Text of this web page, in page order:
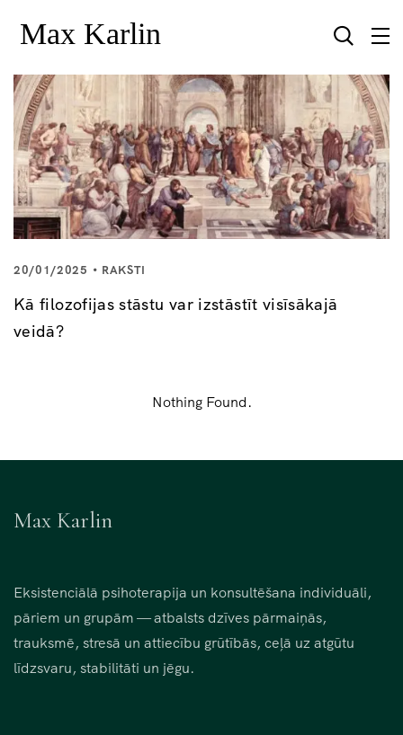
20/01/2025 RAKSTI
Kā filozofijas stāstu var izstāstīt visīsākajā
veidā?
Nothing Found.
Max Karlin
Eksistenciālā psihoterapija un konsultēšana individuāli,
pāriem un grupām — atbalsts dzīves pārmaiņās,
trauksmē, stresā un attiecību grūtībās, ceļā uz atgūtu
līdzsvaru, stabilitāti un jēgu.